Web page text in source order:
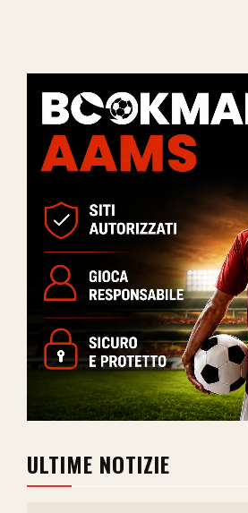
ULTIME NOTIZIE